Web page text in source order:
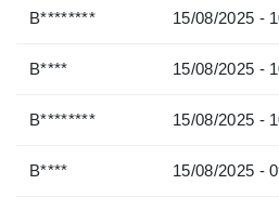
B******** 15/08/2025 -
B**** 15/08/2025 -
B******** 15/08/2025 -
B**** 15/08/2025 -